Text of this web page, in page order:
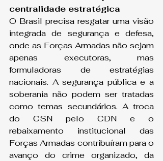
centralidade estratégica
O Brasil precisa resgatar uma visão
integrada de segurança e defesa,
onde as Forças Armadas não sejam
apenas executoras, mas
formuladoras de estratégias
nacionais. A segurança pública e a
soberania não podem ser tratadas
como temas secundários. A troca
do CSN pelo CDN e o
rebaixamento institucional das
Forças Armadas contribuíram para o
avanço do crime organizado, da